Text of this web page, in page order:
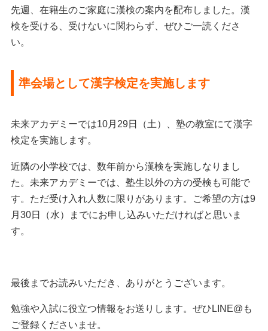
先週、在籍生のご家庭に漢検の案内を配布しました。漢
検を受ける、受けないに関わらず、ぜひご一読くださ
い。
準会場として漢字検定を実施します
未来アカデミーでは10月29日（土）、塾の教室にて漢字
検定を実施します。
近隣の小学校では、数年前から漢検を実施しなりまし
た。未来アカデミーでは、塾生以外の方の受検も可能で
す。ただ受け入れ人数に限りがあります。
ご希望の方は9
月30日（水）までにお申し込みいただければと思いま
す。
最後までお読みいただき、ありがとうございます。
勉強や入試に役立つ情報をお送りします。ぜひLINE@も
ご登録くださいませ。